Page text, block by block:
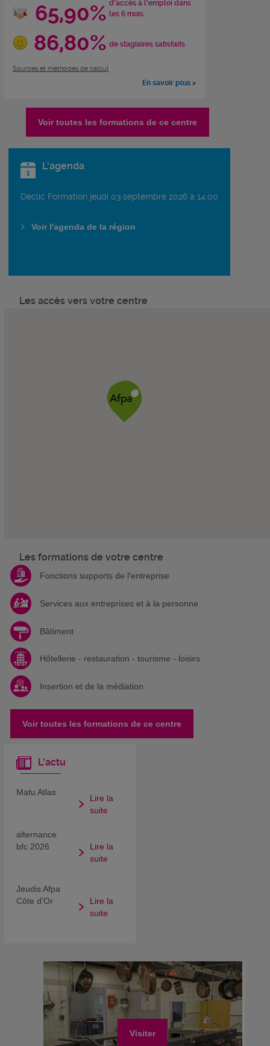
65,90% d'accès à l'emploi dans
les 6 mois
86,80% de stagiaires satisfaits
Sources et méthodes de calcul
En savoir plus >
Voir toutes les formations de ce centre
L'agenda
Déclic Formation jeudi 03 septembre 2026 à 14:00
Voir l'agenda de la région
Les accès vers votre centre
Les formations de votre centre
Fonctions supports de l'entreprise
Services aux entreprises et à la personne
Bâtiment
Hôtellerie - restauration - tourisme - loisirs
Insertion et de la médiation
Voir toutes les formations de ce centre
L'actu
Matu Atlas
Lire la
suite
alternance
bfc 2026
Lire la
suite
Jeudis Afpa
Côte d'Or
Lire la
suite
Visiter